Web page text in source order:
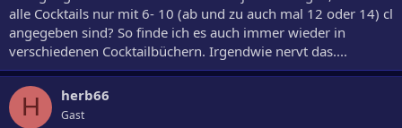
alle Cocktails nur mit 6- 10 (ab und zu auch mal 12 oder 14) cl
angegeben sind? So finde ich es auch immer wieder in
verschiedenen Cocktailbüchern. Irgendwie nervt das....
H herb66
Gast